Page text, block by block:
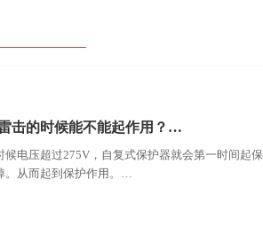
击的时候能不能起作用？…
电压超过275V，自复式保护器就会第一时间起保
从而起到保护作用。…